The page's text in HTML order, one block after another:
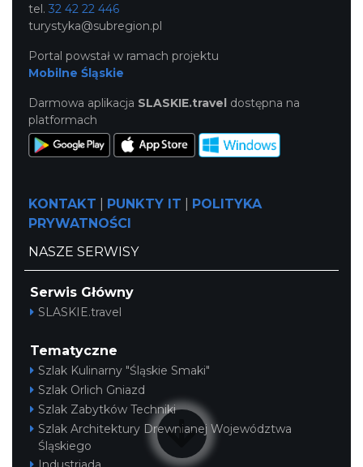
tel. 32 42 22 446
turystyka@subregion.pl
Portal powstał w ramach projektu
Mobilne Śląskie
Darmowa aplikacja SLASKIE.travel dostępna na
platformach
KONTAKT PUNKTY IT
POLITYKA
PRYWATNOŚCI
NASZE SERWISY
Serwis Główny
SLASKIE.travel
Tematyczne
Szlak Kulinarny "Śląskie Smaki"
Szlak Orlich Gniazd
Szlak Zabytków Techniki
Szlak Architektury Drewnianej Województwa
Śląskiego